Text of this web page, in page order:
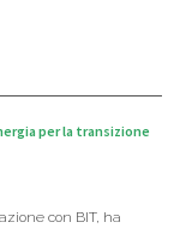
per la transizione
con BIT, ha